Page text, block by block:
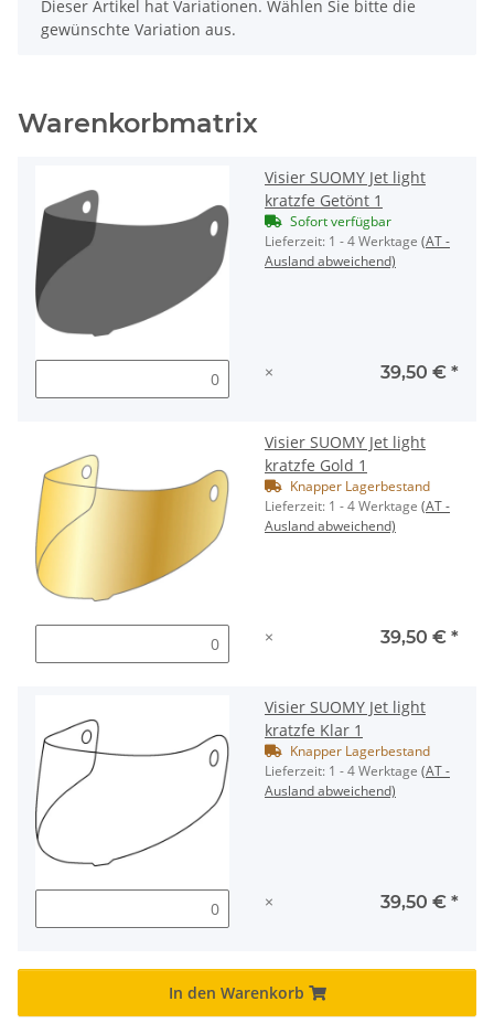
x
Dieser Artikel hat Variationen. Wählen Sie bitte die
gewünschte Variation aus.
Warenkorbmatrix
Visier SUOMY Jet light
kratzfe Getönt 1
Sofort verfügbar
Lieferzeit: 1 - 4 Werktage (AT -
Ausland abweichend)
× 39,50 € *
Visier SUOMY Jet light
kratzfe Gold 1
Knapper Lagerbestand
Lieferzeit: 1 - 4 Werktage (AT -
Ausland abweichend)
× 39,50 € *
Visier SUOMY Jet light
kratzfe Klar 1
Knapper Lagerbestand
Lieferzeit: 1 - 4 Werktage (AT -
Ausland abweichend)
× 39,50 € *
In den Warenkorb